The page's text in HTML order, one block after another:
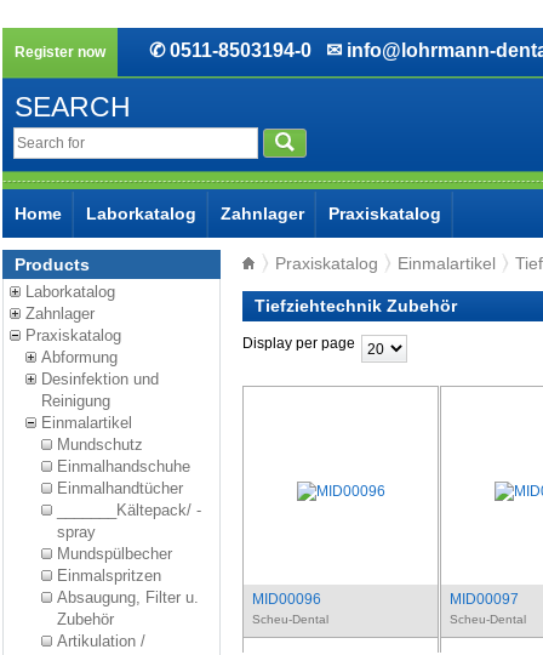
Register now ✆ 0511-8503194-0 ✉ info@lohrmann-
SEARCH
Home Laborkatalog Zahnlager Praxiskatalog
Products
Laborkatalog
Zahnlager
Praxiskatalog
Abformung
Desinfektion und
Reinigung
Einmalartikel
Mundschutz
Einmalhandschuhe
Einmalhandtücher
_______Kältepack/ -
spray
Mundspülbecher
Einmalspritzen
Absaugung, Filter u.
Zubehör
Artikulation /
Praxiskatalog Einmalartikel
Tiefziehtechnik Zubehör
Display per page
MID00096
Scheu-Dental
MID00097
Scheu-Dental